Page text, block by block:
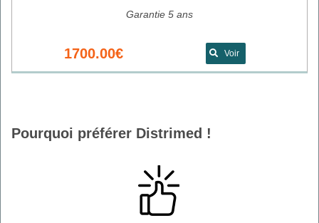
Garantie 5 ans
1700.00€ Voir
Pourquoi préférer Distrimed !